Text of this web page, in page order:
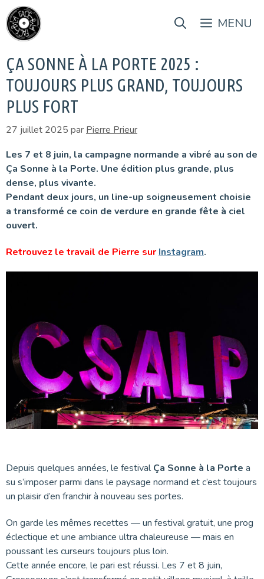
Aller
au
contenu
MENU
ÇA SONNE À LA PORTE 2025 :
TOUJOURS PLUS GRAND, TOUJOURS
PLUS FORT
27 juillet 2025 par Pierre Prieur
Les 7 et 8 juin, la campagne normande a vibré au son de
Ça Sonne à la Porte. Une édition plus grande, plus
dense, plus vivante.
Pendant deux jours, un line-up soigneusement choisie
a transformé ce coin de verdure en grande fête à ciel
ouvert.
Retrouvez le travail de Pierre sur Instagram.
Depuis quelques années, le festivalÇa Sonne à la Porte a
su s’imposer parmi dans le paysage normand et c’est toujours
un plaisir d’en franchir à nouveau ses portes.
On garde les mêmes recettes — un festival gratuit, une prog
éclectique et une ambiance ultra chaleureuse — mais en
poussant les curseurs toujours plus loin.
Cette année encore, le pari est réussi. Les 7 et 8 juin,